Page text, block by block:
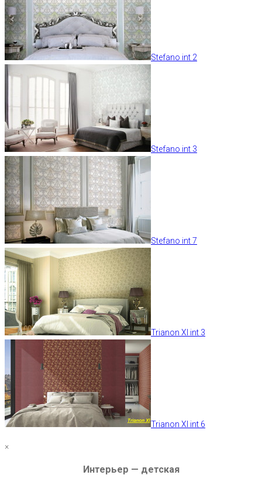
Stefano int 2
Stefano int 3
Stefano int 7
Trianon XI int 3
Trianon XI int 6
×
Интерьер — детская